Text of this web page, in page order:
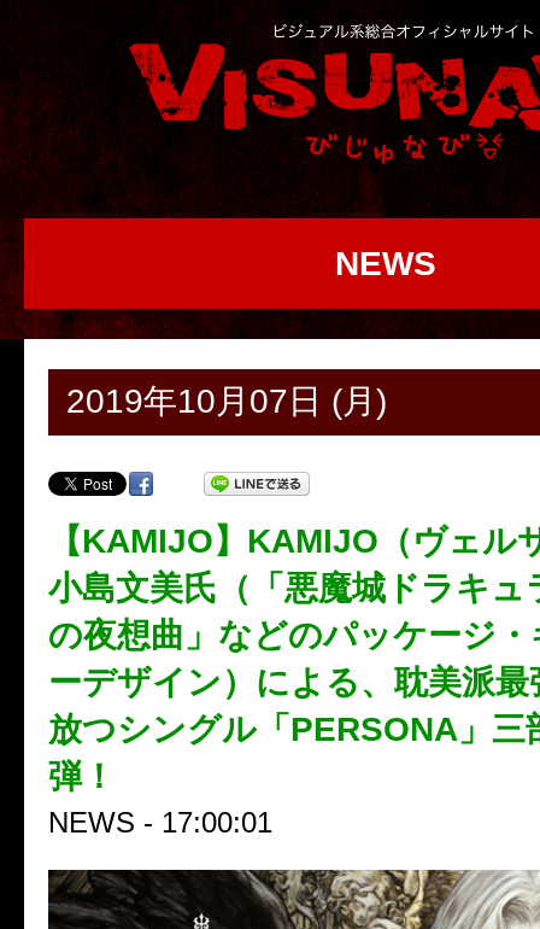
NEWS
2019年10月07日 (月)
【KAMIJO】KAMIJO（ヴェル
小島文美氏（「悪魔城ドラキュ
の夜想曲」などのパッケージ
ーデザイン）による、耽美派
放つシングル「PERSONA」三
弾！
NEWS - 17:00:01